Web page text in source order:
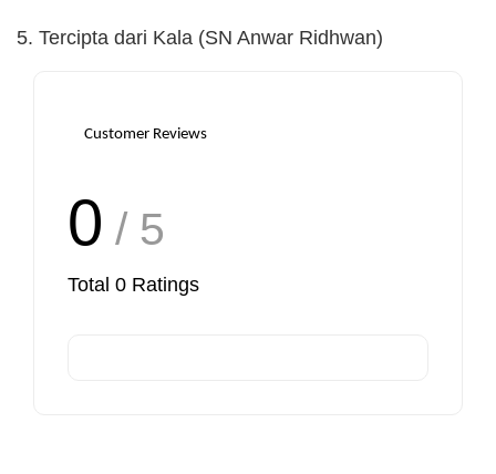
5. Tercipta dari Kala (SN Anwar Ridhwan)
Customer Reviews
0 / 5
Total 0 Ratings